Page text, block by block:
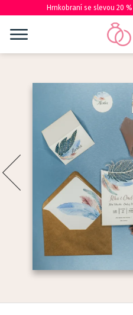
Hrnkobraní se slevou 20